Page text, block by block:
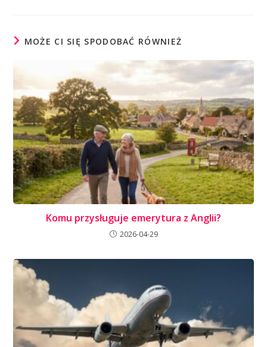
MOŻE CI SIĘ SPODOBAĆ RÓWNIEŻ
Komu przysługuje emerytura z Anglii?
2026-04-29